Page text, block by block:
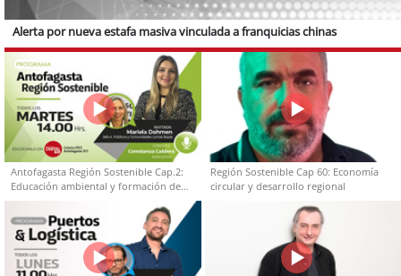
Alerta por nueva estafa masiva vinculada a franquicias chinas
Antofagasta Región Sostenible Cap.2:
Educación ambiental y formación de
capacidades técnicas
Región Sostenible Cap 60: Economía
circular y desarrollo regional